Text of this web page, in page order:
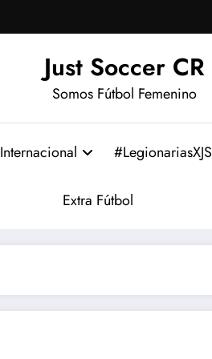
Just Soccer CR
Somos Fútbol Femenino
Internacional #LegionariasXJS
Extra Fútbol